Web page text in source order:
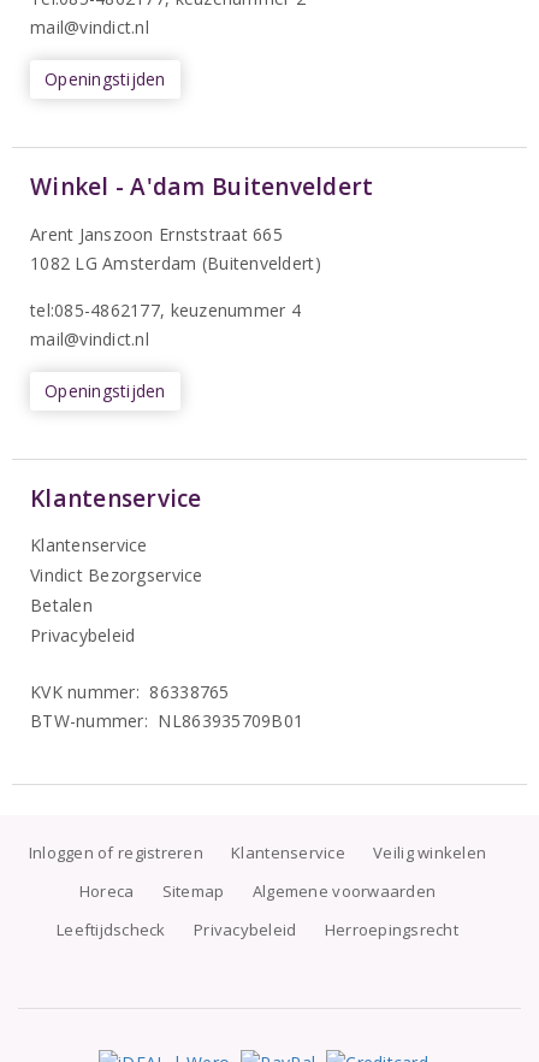
mail@vindict.nl
Openingstijden
Winkel - A'dam Buitenveldert
Arent Janszoon Ernststraat 665
1082 LG Amsterdam (Buitenveldert)
tel:085-4862177, keuzenummer 4
mail@vindict.nl
Openingstijden
Klantenservice
Klantenservice
Vindict Bezorgservice
Betalen
Privacybeleid
KVK nummer: 86338765
BTW-nummer: NL863935709B01
Inloggen of registreren Klantenservice
Veilig winkelen
Horeca
Sitemap
Algemene voorwaarden
Leeftijdscheck
Privacybeleid Herroepingsrecht